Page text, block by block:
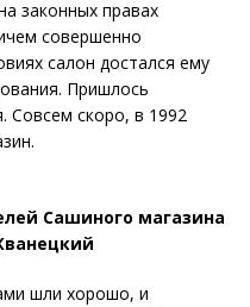
законных правах
совершенно
салон достался ему
Пришлось
Совсем скоро, в 1992
Сашиного магазина
шли хорошо, и